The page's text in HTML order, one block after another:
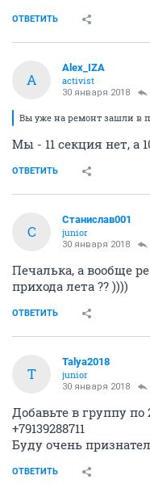
ОТВЕТИТЬ
A
Alex_IZA
activist
30 января 2018
Вы уже на ремонт зашли в
Мы - 11 секция нет, а
ОТВЕТИТЬ
С
Станислав001
junior
30 января 2018
Печалька, а вообще
прихода лета ?? ))))
ОТВЕТИТЬ
T
Talya2018
junior
30 января 2018
Добавьте в группу по
+79139288711
Буду очень
ОТВЕТИТЬ